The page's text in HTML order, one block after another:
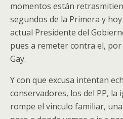
momentos están
segundos de la Primera y
actual Presidente del
pues a remeter contra el,
Gay.
Y con que excusa intentan
conservadores, los del PP, la
rompe el vinculo familiar,